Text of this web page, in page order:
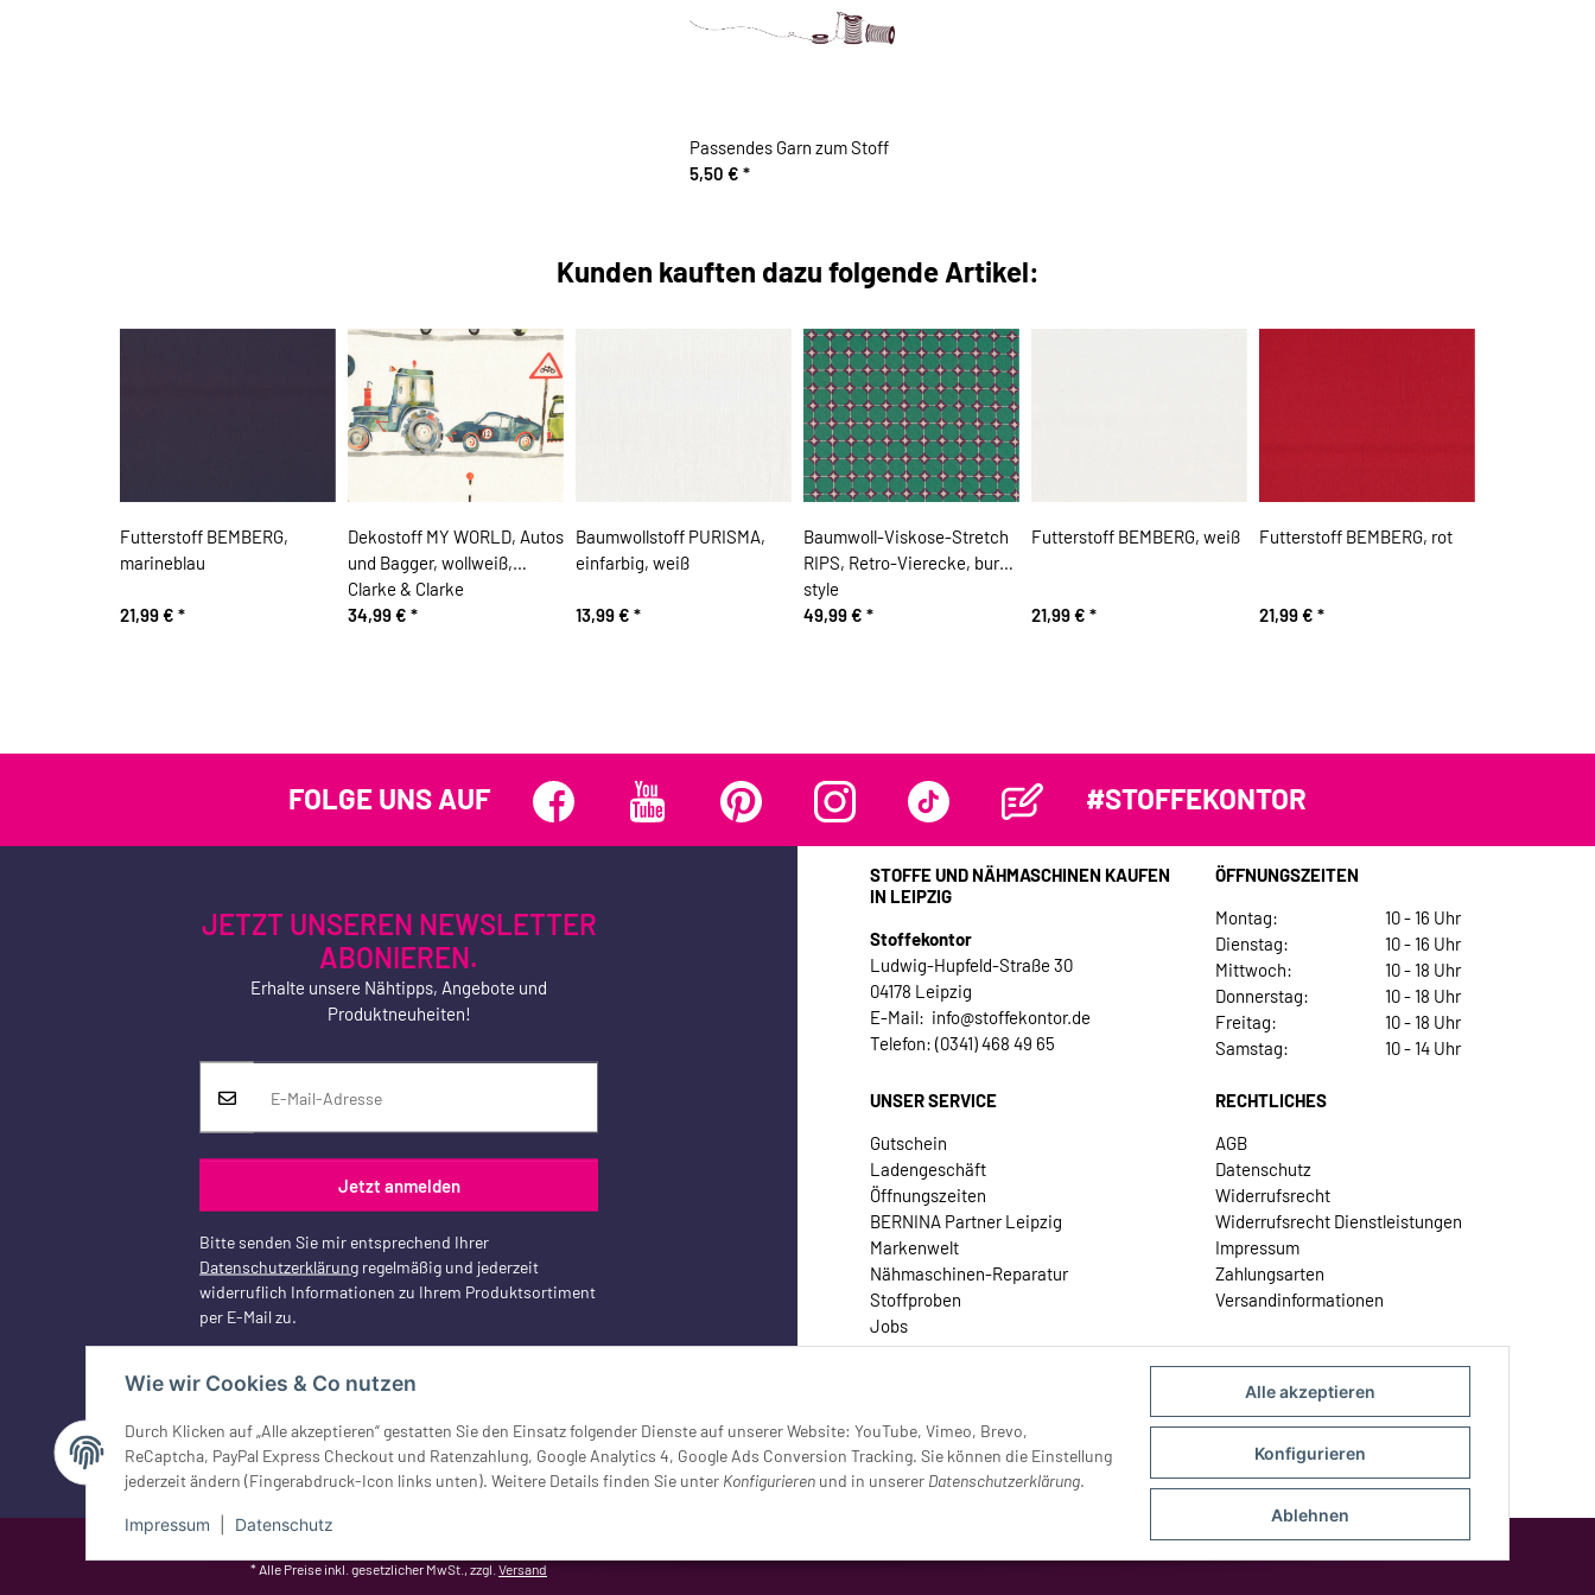
Alle akzeptieren
Konfigurieren
Ablehnen
Wie wir Cookies & Co nutzen
Durch Klicken auf „Alle akzeptieren“ gestatten Sie den Einsatz folgender Dienste auf unserer Website: YouTube, Vimeo, Brevo,
ReCaptcha, PayPal Express Checkout und Ratenzahlung, Google Analytics 4, Google Ads Conversion Tracking. Sie können die Einstellung
jederzeit ändern (Fingerabdruck-Icon links unten). Weitere Details finden Sie unter Konfigurieren und in unserer Datenschutzerklärung.
Impressum Datenschutz
Passendes Garn zum Stoff
5,50 € *
Kunden kauften dazu folgende Artikel:
Futterstoff BEMBERG,
marineblau
21,99 € *
Dekostoff MY WORLD, Autos
und Bagger, wollweiß,
Clarke & Clarke
34,99 € *
Baumwollstoff PURISMA,
einfarbig, weiß
13,99 € *
Baumwoll-Viskose-Stretch
RIPS, Retro-Vierecke, burda
style
49,99 € *
Futterstoff BEMBERG, weiß
21,99 € *
Futterstoff BEMBERG, rot
21,99 € *
FOLGE UNS AUF #STOFFEKONTOR
JETZT UNSEREN NEWSLETTER
ABONIEREN.
Erhalte unsere Nähtipps, Angebote und
Produktneuheiten!
Jetzt anmelden
Bitte senden Sie mir entsprechend Ihrer
Datenschutzerklärung regelmäßig und jederzeit
widerruflich Informationen zu Ihrem Produktsortiment
per E-Mail zu.
Vertrag widerrufen
STOFFE UND NÄHMASCHINEN KAUFEN
IN LEIPZIG
Stoffekontor
Ludwig-Hupfeld-Straße 30
04178 Leipzig
E-Mail: info@stoffekontor.de
Telefon: (0341) 468 49 65
ÖFFNUNGSZEITEN
Montag:
10 - 16 Uhr
Dienstag:
10 - 16 Uhr
Mittwoch:
10 - 18 Uhr
Donnerstag:
10 - 18 Uhr
Freitag:
10 - 18 Uhr
Samstag:
10 - 14 Uhr
UNSER SERVICE
Gutschein
Ladengeschäft
Öffnungszeiten
BERNINA Partner Leipzig
Markenwelt
Nähmaschinen-Reparatur
Stoffproben
Jobs
Kontakt
RECHTLICHES
AGB
Datenschutz
Widerrufsrecht
Widerrufsrecht Dienstleistungen
Impressum
Zahlungsarten
Versandinformationen
* Alle Preise inkl. gesetzlicher MwSt., zzgl. Versand